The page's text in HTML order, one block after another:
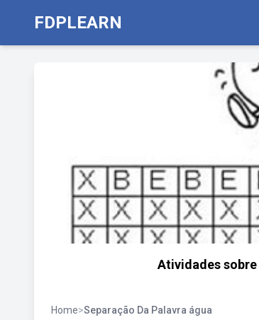
FDPLEARN
Atividades sobre
Home>Separação Da Palavra água